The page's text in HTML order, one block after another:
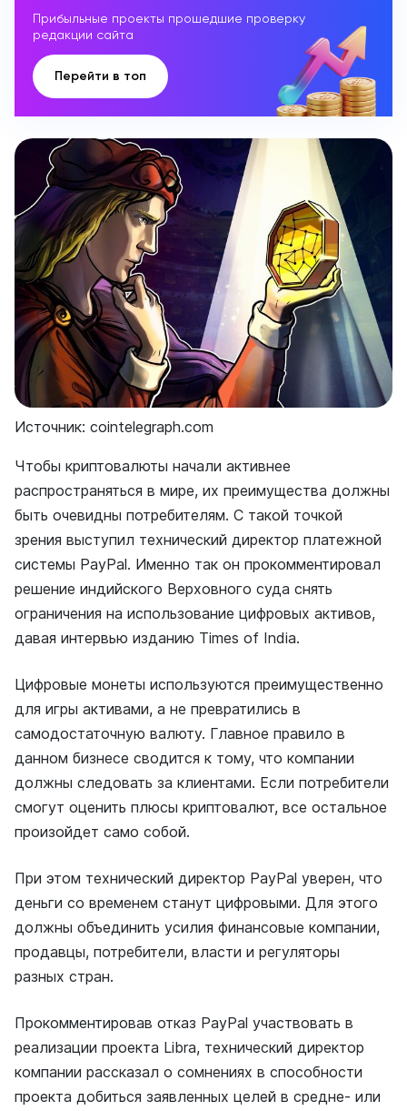
Прибыльные проекты прошедшие проверку
редакции сайта
Перейти в топ
Источник: cointelegraph.com
Чтобы криптовалюты начали активнее
распространяться в мире, их преимущества должны
быть очевидны потребителям. С такой точкой
зрения выступил технический директор платежной
системы PayPal. Именно так он прокомментировал
решение индийского Верховного суда снять
ограничения на использование цифровых активов,
давая интервью изданию Times of India.
Цифровые монеты используются преимущественно
для игры активами, а не превратились в
самодостаточную валюту. Главное правило в
данном бизнесе сводится к тому, что компании
должны следовать за клиентами. Если потребители
смогут оценить плюсы криптовалют, все остальное
произойдет само собой.
При этом технический директор PayPal уверен, что
деньги со временем станут цифровыми. Для этого
должны объединить усилия финансовые компании,
продавцы, потребители, власти и регуляторы
разных стран.
Прокомментировав отказ PayPal участвовать в
реализации проекта Libra, технический директор
компании рассказал о сомнениях в способности
проекта добиться заявленных целей в средне- или